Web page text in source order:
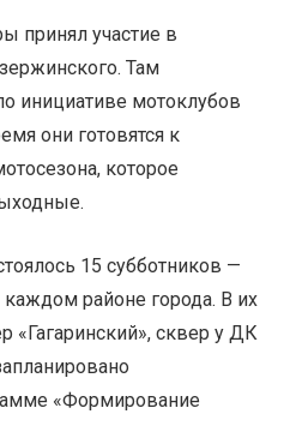
принял участие в
Там
инициативе мотоклубов
они готовятся к
которое
15 субботников —
районе города. В их
«Гагаринский», сквер у ДК
«Формирование